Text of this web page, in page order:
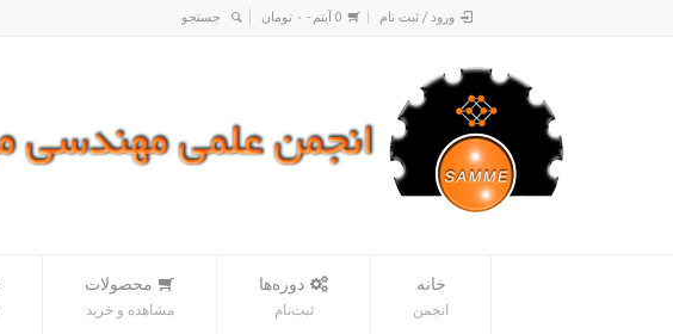
ورود / ثبت نام 0 آیتم - ۰ تومان
خانه
انجمن
دوره‌ها
ثبت‌نام
محصولات
مشاهده و خرید